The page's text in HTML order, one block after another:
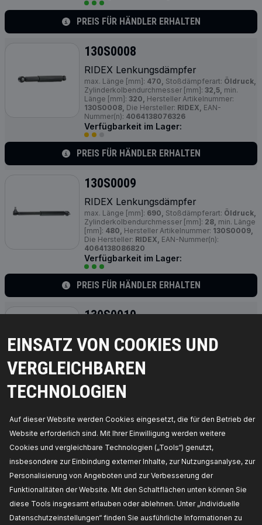
EINSATZ VON COOKIES UND
VERGLEICHBAREN
TECHNOLOGIEN
Auf dieser Website werden Cookies eingesetzt, die für den Betrieb der
Website erforderlich sind. Mit Ihrer Einwilligung werden weitere
Cookies und vergleichbare Technologien („Tools“) genutzt,
insbesondere zur Einbindung externer Inhalte, zur Nutzungsanalyse, zur
Personalisierung von Angeboten und zur Verbesserung der
Funktionalitäten der Website. Mit den Schaltflächen unten können Sie
diese Tools insgesamt erlauben oder ablehnen. Unter „Individuelle
Datenschutzeinstellungen“ finden Sie ausführliche Informationen zu
PREIS FÜR HÄNDLER ERHALTEN
130S0008
RIDEX Lenkungsdämpfer
max. Länge [mm]: 470, Stoßdämpferart: Öldruck,
Zylinderkolbendurchmesser [mm]: 32,5, min.
Länge [mm]: 320, Hersteller Artikelnummer:
130S0008, Die Hersteller: RIDEX, EAN-
Nummer(n): 4064138076326
Verfügbarkeit im Lager:
PREIS FÜR HÄNDLER ERHALTEN
130S0009
RIDEX Lenkungsdämpfer
max. Länge [mm]: 690, Stoßdämpferart: Öldruck,
Zylinderkolbendurchmesser [mm]: 28, min. Länge
[mm]: 480, Hersteller Artikelnummer: 130S0009,
Die Hersteller: RIDEX, EAN-Nummer(n):
4064138086820
Verfügbarkeit im Lager:
PREIS FÜR HÄNDLER ERHALTEN
130S0010
max. Länge [mm]: 552, Stoßdämpferart:
Gewindemaß:
M10X1,25, min. Länge [mm]:
Hersteller Artikelnummer:
Hersteller:RIDEX,
Verfügbarkeit im Lager:
PREIS FÜR HÄNDLER ERHALTEN
130S0016
RIDEX Lenkungsdämpfer
max. Länge [mm]:575,Stoßdämpferart:
Zylinderkolbendurchmesser [mm]:
38,3,
min.
Länge [mm]:360,Hersteller Artikelnummer:
130S0016, Die Hersteller: RIDEX,EAN-
Verfügbarkeit im Lager: